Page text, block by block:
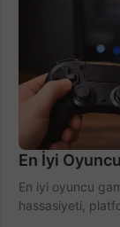
En İyi
En iyi oyuncu
hassasiyeti,